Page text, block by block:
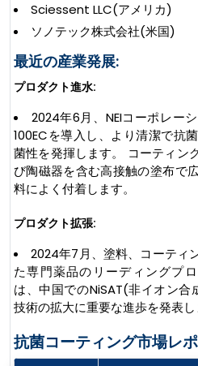
Sciessent LLC(アメリカ)
ソノテック株式会社(米国)
最近の産業発展:
プロダクト進水:
2024年6月、NEIコーポレー
100ECを導入し、より清潔で抗
菌性を発揮します。 コーティン
び陶磁器を含む高接触の塗布で
料によく付着します。
プロダクト拡張:
2024年7月、塗料、コーティ
た専門薬品のリーディングプ
は、中国でのNiSAT(非イオン
技術の拡大に重要な進歩を発表し
抗菌コーティング市場レ